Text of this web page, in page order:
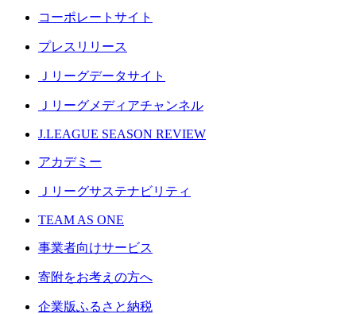
コーポレートサイト
プレスリリース
Ｊリーグデータサイト
Ｊリーグメディアチャンネル
J.LEAGUE SEASON REVIEW
アカデミー
Ｊリーグサステナビリティ
TEAM AS ONE
事業者向けサービス
寄附をお考えの方へ
企業版ふるさと納税